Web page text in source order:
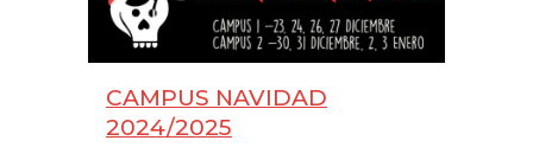
CAMPUS NAVIDAD
2024/2025